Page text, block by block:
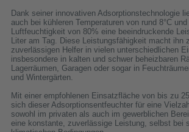
Dank seiner innovativen Adsorptionstechnologie
auch bei kühleren Temperaturen von rund 8°C
Luftfeuchtigkeit von 80% eine beeindruckende
Liter am Tag. Diese Leistungsfähigkeit macht ihn
zuverlässigen Helfer in vielen unterschiedlichen
insbesondere in kalten und schwer beheizbaren
Lagerräumen, Garagen oder sogar in
und Wintergärten.
Mit einer empfohlenen Einsatzfläche von bis zu 25
sich dieser Adsorptionsentfeuchter für eine
sowohl im privaten als auch im gewerblichen
eine konstante, zuverlässige Leistung, selbst bei